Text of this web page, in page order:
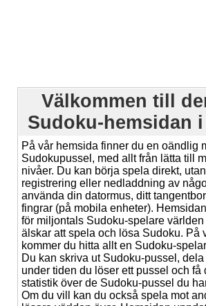
Välkommen till
Sudoku-hemsidan
På vår hemsida finner du en oändlig
Sudokupussel, med allt från lätta till
nivåer. Du kan börja spela direkt,
registrering eller nedladdning av
använda din datormus, ditt
fingrar (på mobila enheter).
för miljontals Sudoku-spelare världen
älskar att spela och lösa Sudoku. På
kommer du hitta allt en Sudoku-
Du kan skriva ut Sudoku-pussel,
under tiden du löser ett pussel och få
statistik över de Sudoku-pussel du
Om du vill kan du också spela mot